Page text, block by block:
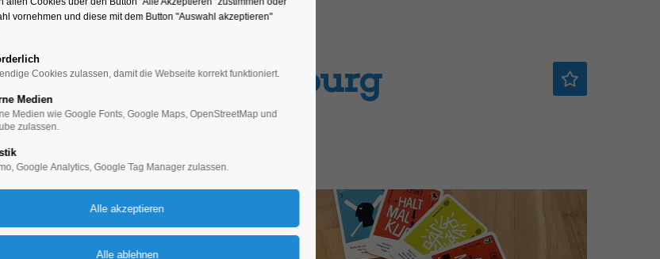
Brandenburg
Aktion
16:00–22:00
vornehmen und diese mit dem Button "Auswahl akzeptieren"
Cookies zulassen, damit die Webseite korrekt funktioniert.
Medien
Medien wie Google Fonts, Google Maps, OpenStreetMap und
zulassen.
Google Analytics, Google Tag Manager zulassen.